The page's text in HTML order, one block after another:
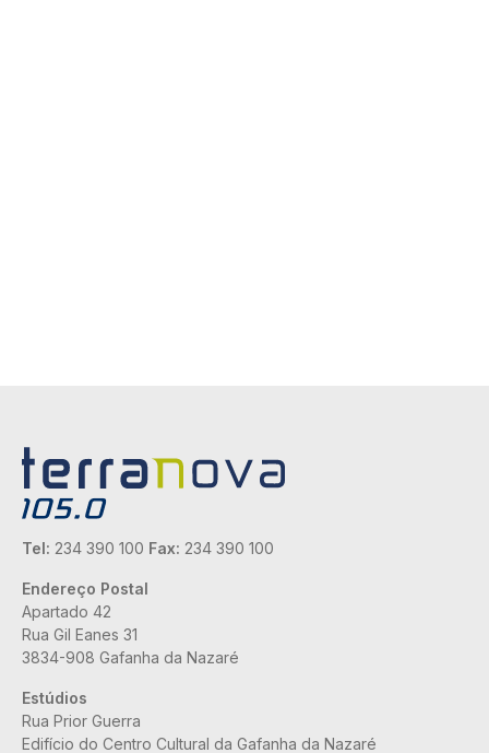
Tel: 234 390 100 Fax: 234 390 100
Endereço Postal
Apartado 42
Rua Gil Eanes 31
3834-908 Gafanha da Nazaré
Estúdios
Rua Prior Guerra
Edifício do Centro Cultural da Gafanha da Nazaré